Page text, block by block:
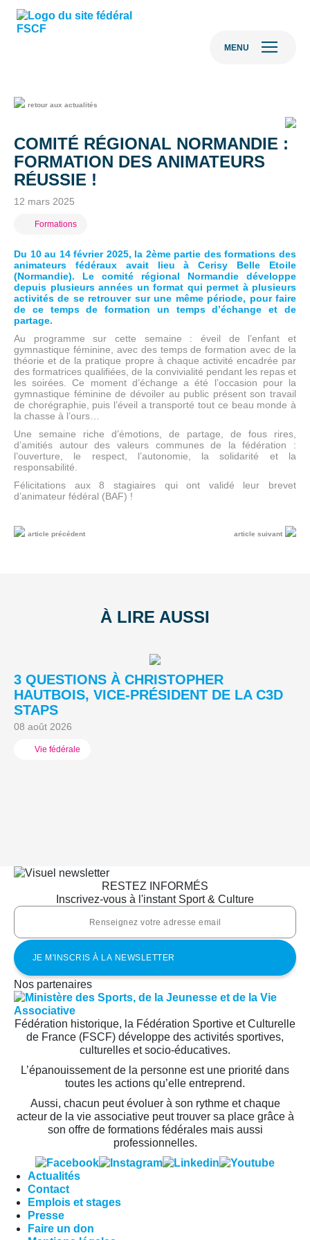
MENU
retour aux actualités
COMITÉ RÉGIONAL NORMANDIE :
FORMATION DES ANIMATEURS
RÉUSSIE !
12 mars 2025
Formations
Du 10 au 14 février 2025, la 2ème partie des formations des
animateurs fédéraux avait lieu à Cerisy Belle Etoile
(Normandie). Le comité régional Normandie développe
depuis plusieurs années un format qui permet à plusieurs
activités de se retrouver sur une même période, pour faire
de ce temps de formation un temps d’échange et de
partage.
Au programme sur cette semaine : éveil de l’enfant et
gymnastique féminine, avec des temps de formation avec de la
théorie et de la pratique propre à chaque activité encadrée par
des formatrices qualifiées, de la convivialité pendant les repas et
les soirées. Ce moment d’échange a été l’occasion pour la
gymnastique féminine de dévoiler au public présent son travail
de chorégraphie, puis l’éveil a transporté tout ce beau monde à
la chasse à l’ours…
Une semaine riche d’émotions, de partage, de fous rires,
d’amitiés autour des valeurs communes de la fédération :
l’ouverture, le respect, l’autonomie, la solidarité et la
responsabilité.
Félicitations aux 8 stagiaires qui ont validé leur brevet
d’animateur fédéral (BAF) !
article précédent article suivant
À LIRE AUSSI
3 QUESTIONS À CHRISTOPHER
HAUTBOIS, VICE-PRÉSIDENT DE LA C3D
STAPS
08 août 2026
Vie fédérale
RESTEZ INFORMÉS
Inscrivez-vous à l'instant Sport & Culture
Nos partenaires
Fédération historique, la Fédération Sportive et Culturelle
de France (FSCF) développe des activités sportives,
culturelles et socio-éducatives.
L’épanouissement de la personne est une priorité dans
toutes les actions qu’elle entreprend.
Aussi, chacun peut évoluer à son rythme et chaque
acteur de la vie associative peut trouver sa place grâce à
son offre de formations fédérales mais aussi
professionnelles.
Actualités
Contact
Emplois et stages
Presse
Faire un don